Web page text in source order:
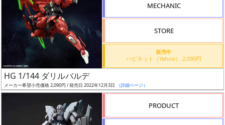
た
舗
が
最
安
値
MECHANIC
STORE
販売中
ハピネット（Yahoo） 2,090円
HG 1/144 ダリルバルデ
メーカー希望小売価格 2,090円 / 発売日 2022年12月3日 （詳細ページ）
PRODUCT